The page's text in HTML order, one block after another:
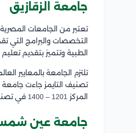
جامعة الزقازيق
تعتبر من الجامعات
التخصصات والبرامج التي
الطبية وتتميز بتقديم
تلتزم الجامعة بالمعايير
المركز 1201 – 1400 في تصنيف QS.
جامعة عين